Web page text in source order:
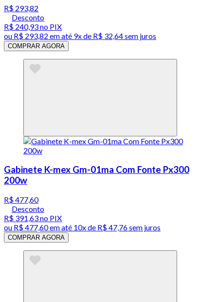
R$ 293,82
Desconto
R$ 240,93no PIX
ou R$ 293,82 em até 9x de R$ 32,64 sem juros
COMPRAR AGORA
Gabinete K-mex Gm-01ma Com Fonte Px300
200w
R$ 477,60
Desconto
R$ 391,63no PIX
ou R$ 477,60em até 10x de R$ 47,76 sem juros
COMPRAR AGORA